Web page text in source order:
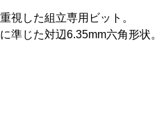
視した組立専用ビット。
準じた対辺6.35mm六角形状。